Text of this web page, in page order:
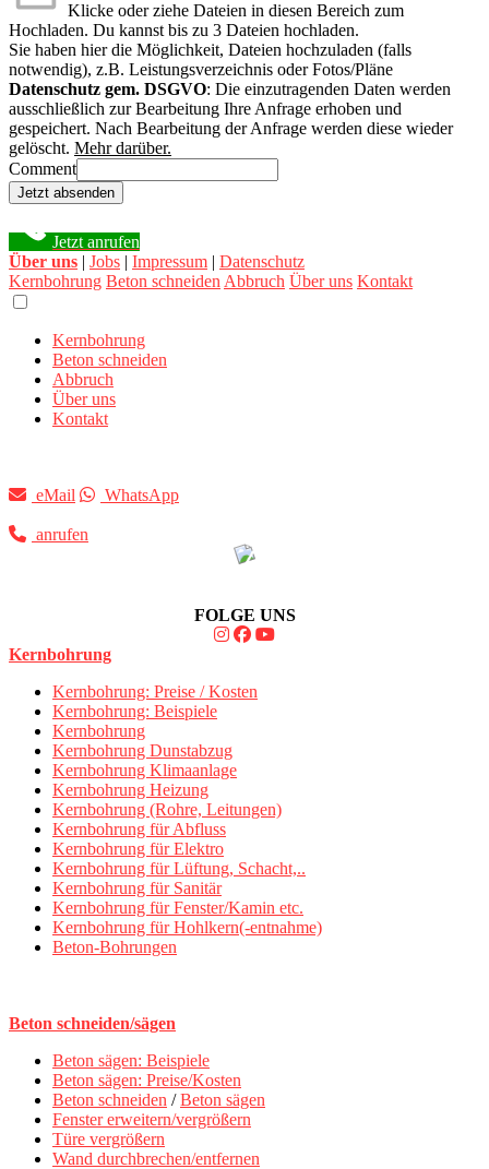
Klicke oder ziehe Dateien in diesen Bereich zum
Hochladen. Du kannst bis zu 3 Dateien hochladen.
Sie haben hier die Möglichkeit, Dateien hochzuladen (falls
notwendig), z.B. Leistungsverzeichnis oder Fotos/Pläne
Datenschutz gem. DSGVO: Die einzutragenden Daten werden
ausschließlich zur Bearbeitung Ihre Anfrage erhoben und
gespeichert. Nach Bearbeitung der Anfrage werden diese wieder
gelöscht. Mehr darüber.
Comment
Jetzt absenden
Jetzt anrufen
Über uns | Jobs | Impressum | Datenschutz
Kernbohrung Beton schneiden Abbruch Über uns Kontakt
Kernbohrung
Beton schneiden
Abbruch
Über uns
Kontakt
eMail WhatsApp
anrufen
FOLGE UNS
Kernbohrung
Kernbohrung: Preise / Kosten
Kernbohrung: Beispiele
Kernbohrung
Kernbohrung Dunstabzug
Kernbohrung Klimaanlage
Kernbohrung Heizung
Kernbohrung (Rohre, Leitungen)
Kernbohrung für Abfluss
Kernbohrung für Elektro
Kernbohrung für Lüftung, Schacht,..
Kernbohrung für Sanitär
Kernbohrung für Fenster/Kamin etc.
Kernbohrung für Hohlkern(-entnahme)
Beton-Bohrungen
Beton schneiden/sägen
Beton sägen: Beispiele
Beton sägen: Preise/Kosten
Beton schneiden /Beton sägen
Fenster erweitern/vergrößern
Türe vergrößern
Wand durchbrechen/entfernen